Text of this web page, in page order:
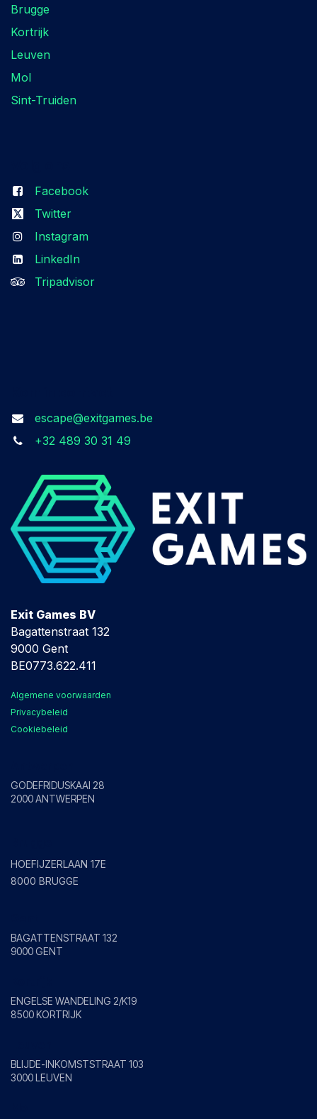
Brugge
Kortrijk
Leuven
Mol
Sint-Truiden
Facebook
Twitter
Instagram
LinkedIn
Tripadvisor
escape@exitgames.be
+32 489 30 31 49
Exit Games BV
Bagattenstraat 132
9000 Gent
BE0773.622.411
Algemene voorwaarden
Privacybeleid
Cookiebeleid
GODEFRIDUSKAAI 28
2000 ANTWERPEN
HOEFIJZERLAAN 17E
8000 BRUGGE
BAGATTENSTRAAT 132
9000 GENT
ENGELSE WANDELING 2/K19
8500 KORTRIJK
BLIJDE-INKOMSTSTRAAT 103
3000 LEUVEN